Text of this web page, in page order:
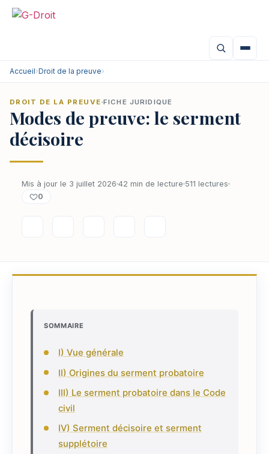
Accueil›Droit de la preuve›
DROIT DE LA PREUVE FICHE JURIDIQUE
Modes de preuve: le serment
décisoire
Mis à jour le 3 juillet 2026 42 min de lecture 511 lectures
0
SOMMAIRE
I) Vue générale
II) Origines du serment probatoire
III) Le serment probatoire dans le Code
civil
IV) Serment décisoire et serment
supplétoire